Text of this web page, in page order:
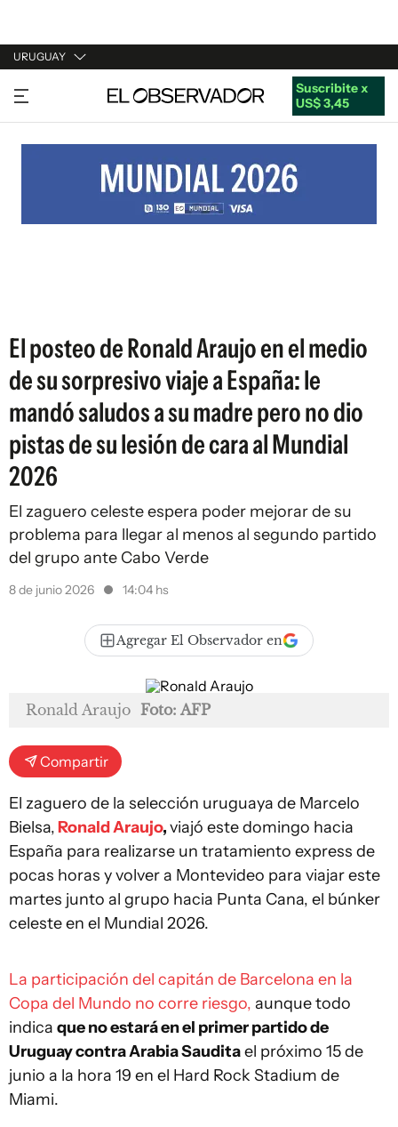
URUGUAY
URUGUAY
ARGENTINA
ESTADOS UNIDOS
Suscribite x
US$ 3,45
El posteo de Ronald Araujo en el medio
de su sorpresivo viaje a España: le
mandó saludos a su madre pero no dio
pistas de su lesión de cara al Mundial
2026
El zaguero celeste espera poder mejorar de su
problema para llegar al menos al segundo partido
del grupo ante Cabo Verde
8 de junio 2026 14:04 hs
Agregar El Observador en
Ronald Araujo Foto: AFP
Compartir
El zaguero de la selección uruguaya de Marcelo
Bielsa,Ronald Araujo,viajó este domingo hacia
España para realizarse un tratamiento express de
pocas horas y volver a Montevideo para viajar este
martes junto al grupo hacia Punta Cana, el búnker
celeste en el Mundial 2026.
La participación del capitán de Barcelona en la
Copa del Mundo no corre riesgo, aunque todo
indica que no estará en el primer partido de
Uruguay contra Arabia Sauditael próximo 15 de
junio a la hora 19 en el Hard Rock Stadium de
Miami.